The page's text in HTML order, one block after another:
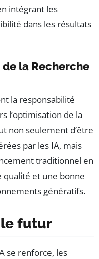
intégrant les
dans les résultats
la Recherche
la responsabilité
l’optimisation de la
non seulement d’être
par les IA, mais
traditionnel en
qualité et une bonne
génératifs.
futur
se renforce, les